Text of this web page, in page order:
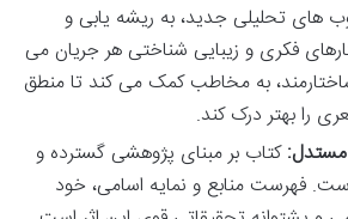
های تحلیلی جدید، به ریشه یابی و
فکری و زیبایی شناختی هر جریان می
ساختارمند، به مخاطب کمک می کند تا منطق
را بهتر درک کند.
کتاب بر مبنای پژوهشی گسترده و
فهرست منابع و نمایه اسامی، خود